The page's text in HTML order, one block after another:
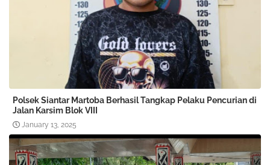
Polsek Siantar Martoba Berhasil Tangkap Pelaku Pencurian di
Jalan Karsim Blok VIII
January 13, 2025